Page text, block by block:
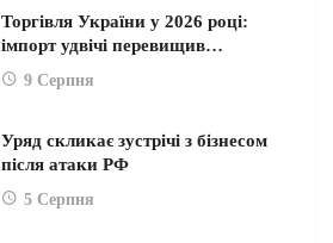
Торгівля України у 2026 році:
імпорт удвічі перевищив…
9 Серпня
Уряд скликає зустрічі з бізнесом
після атаки РФ
5 Серпня